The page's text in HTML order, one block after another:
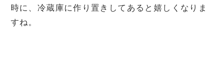
時に、冷蔵庫に作り置きしてあると嬉しくなりま